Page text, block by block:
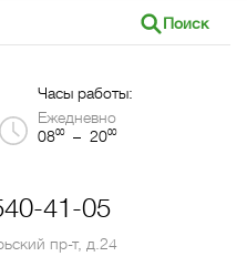
Поиск
Часы работы:
Ежедневно
0800– 2000
41-05
пр-т, д.24